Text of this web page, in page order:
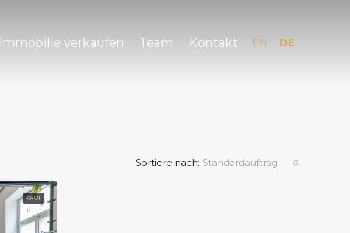
Immobilie verkaufen Team Kontakt EN DE
Sortiere nach: Standardauftrag
KAUF